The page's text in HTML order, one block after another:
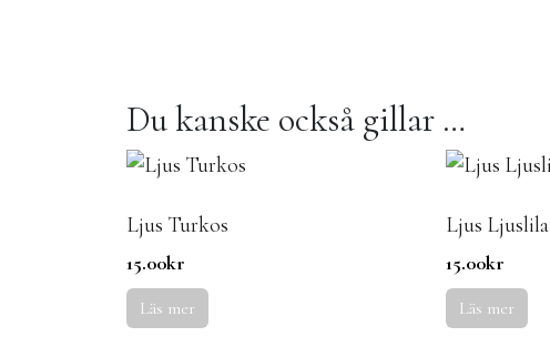
Du kanske också gillar …
Ljus Turkos
15.00kr
Läs mer
Ljus Ljuslila
15.00kr
Läs mer